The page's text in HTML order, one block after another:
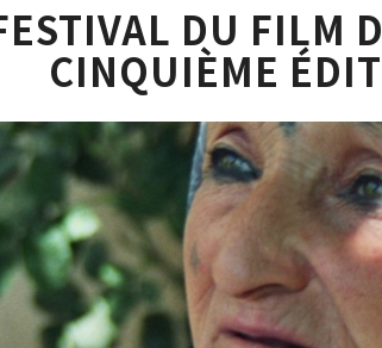
DU FILM
CINQUIÈME